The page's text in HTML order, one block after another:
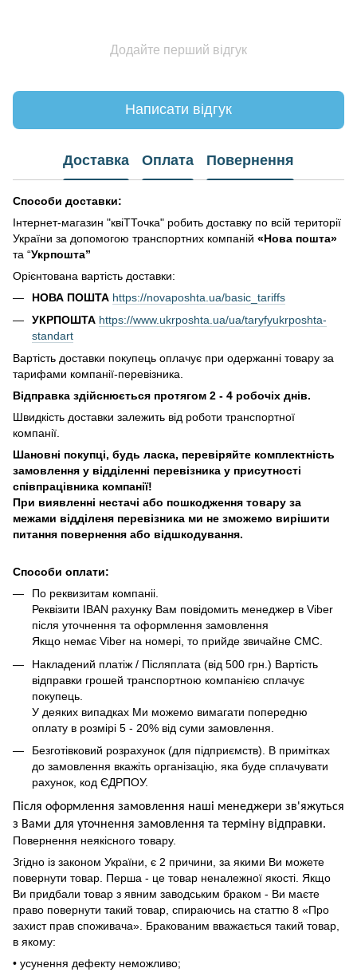
Додайте перший відгук
Написати відгук
Доставка Оплата Повернення
Способи доставки:
Інтернет-магазин "квіТТочка" робить доставку по всій території
України за допомогою транспортних компаній «Нова пошта»
та “Укрпошта”
Орієнтована вартість доставки:
НОВА ПОШТА https://novaposhta.ua/basic_tariffs
УКРПОШТА https://www.ukrposhta.ua/ua/taryfyukrposhta-
standart
Вартість доставки покупець оплачує при одержанні товару за
тарифами компанії-перевізника.
Відправка здійснюється протягом 2 - 4 робочіх днів.
Швидкість доставки залежить від роботи транспортної
компанії.
Шановні покупці, будь ласка, перевіряйте комплектність
замовлення у відділенні перевізника у присутності
співпрацівника компанії!
При виявленні нестачі або пошкодження товару за
межами відділеня перевізника ми не зможемо вирішити
питання повернення або відшкодування.
Способи оплати:
По реквизитам компаніі.
Реквізити IBAN рахунку Вам повідомить менеджер в Viber
після уточнення та оформлення замовлення
Якщо немає Viber на номері, то прийде звичайне СМС.
Накладений платіж / Післяплата (від 500 грн.) Вартість
відправки грошей транспортною компанією сплачує
покупець.
У деяких випадках Ми можемо вимагати попередню
оплату в розмірі 5 - 20% від суми замовлення.
Безготівковий розрахунок (для підприємств). В примітках
до замовлення вкажіть організацію, яка буде сплачувати
рахунок, код ЄДРПОУ.
Після оформлення замовлення наші менеджери зв'яжуться
з Вами для уточнення замовлення та терміну відправки.
Повернення неякісного товару.
Згідно із законом України, є 2 причини, за якими Ви можете
повернути товар. Перша - це товар неналежної якості. Якщо
Ви придбали товар з явним заводським браком - Ви маєте
право повернути такий товар, спираючись на статтю 8 «Про
захист прав споживача». Бракованим вважається такий товар,
в якому:
• усунення дефекту неможливо;